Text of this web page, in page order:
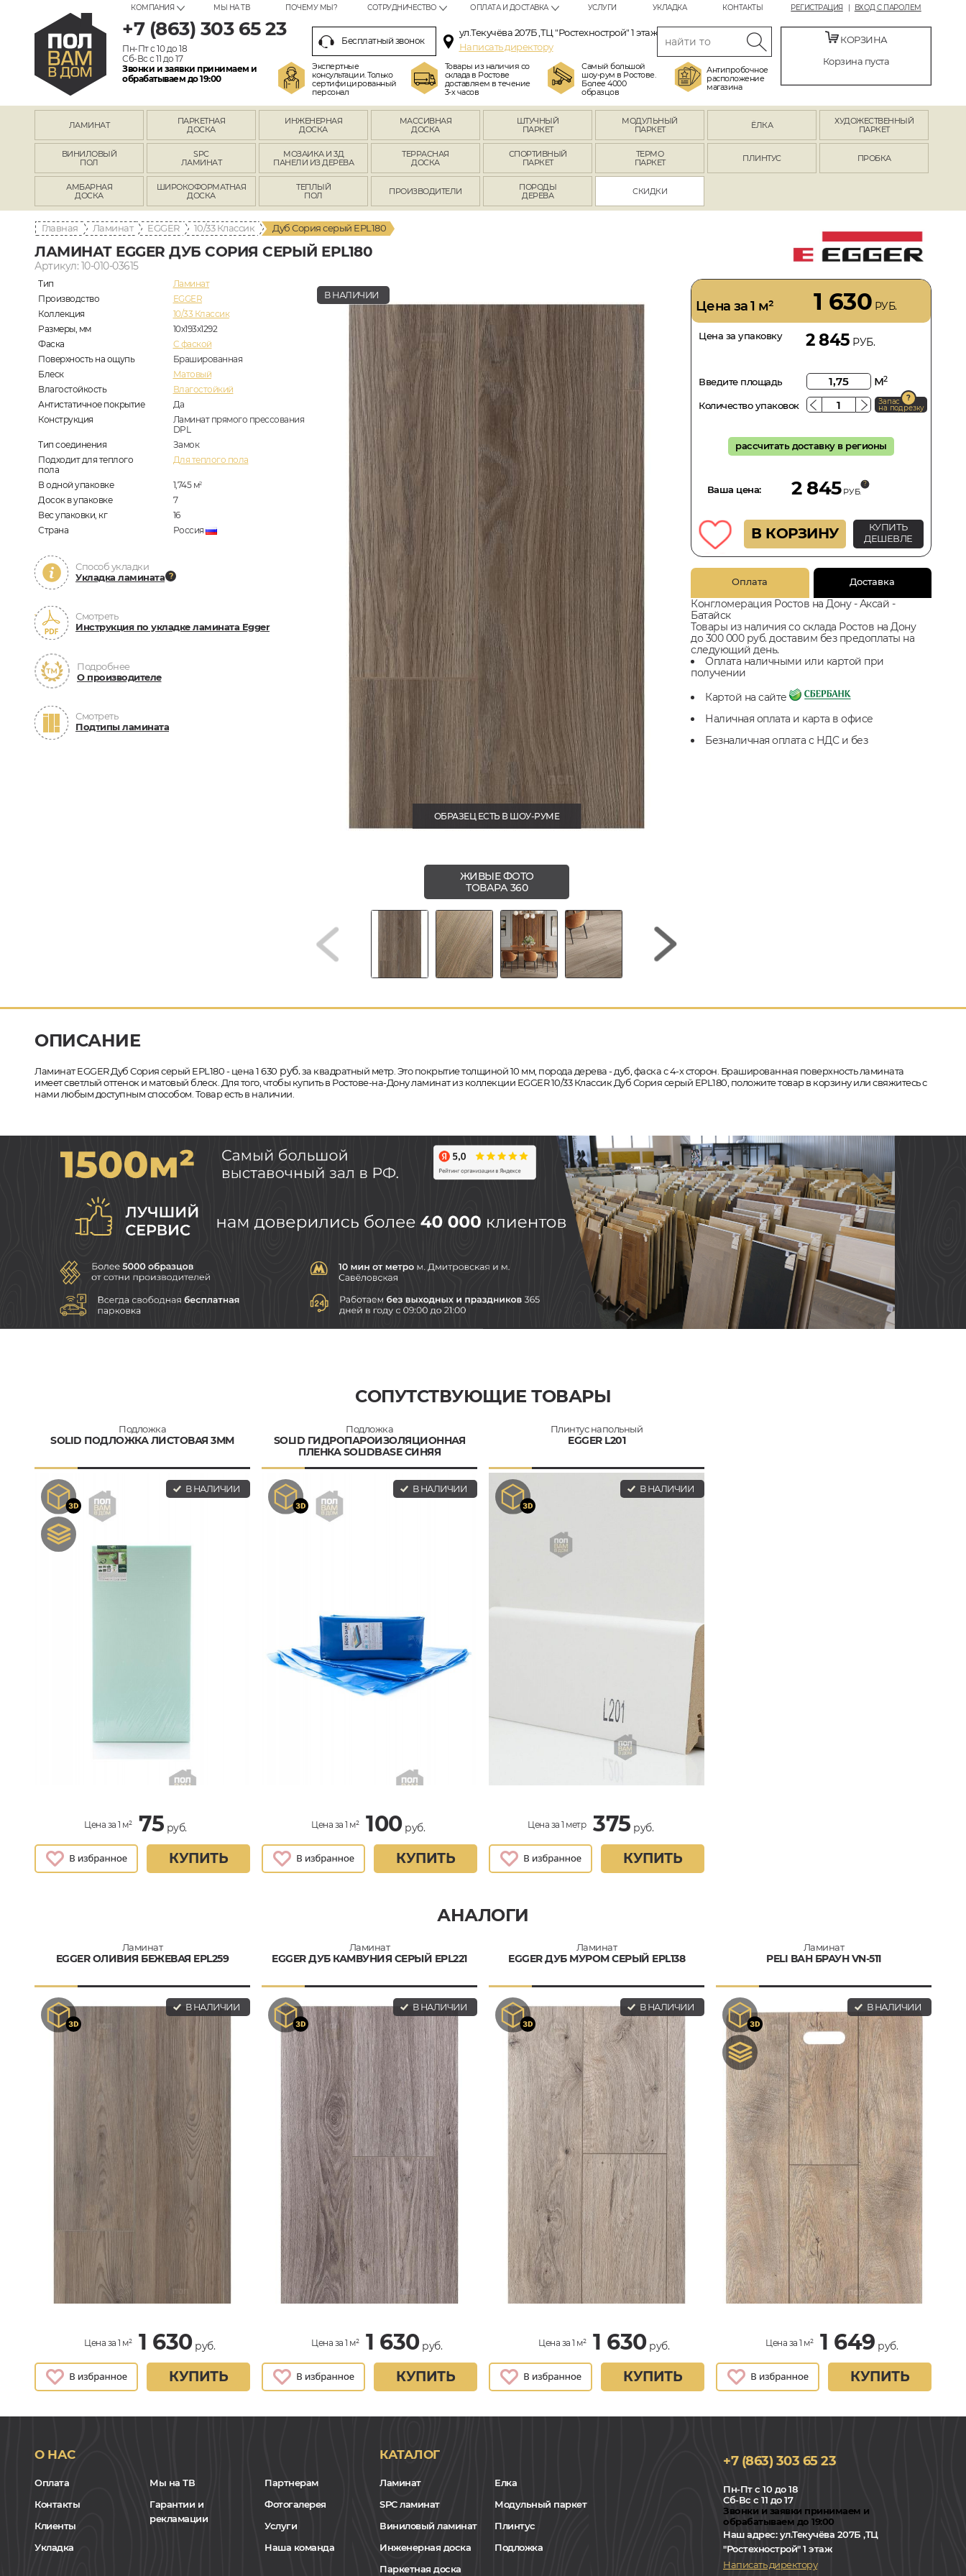
РЕГИСТРАЦИЯ ВХОД С ПАРОЛЕМ
КОМПАНИЯ МЫ НА ТВ ПОЧЕМУ МЫ? СОТРУДНИЧЕСТВО ОПЛАТА И ДОСТАВКА УСЛУГИ УКЛАДКА КОНТАКТЫ
+7 (863) 303 65 23
Пн-Пт с 10 до 18
Сб-Вс с 11 до 17
Звонки и заявки принимаем и
обрабатываем до 19:00
Бесплатный звонок
ул.Текучёва 207Б ,ТЦ "Ростехнострой" 1 этаж
Написать директору
Экспертные
консультации. Только
сертифицированный
персонал
Товары из наличия со
склада в Ростове
доставляем в течение
3-х часов
Самый большой
шоу-рум в Ростове.
Более 4000
образцов
Антипробочное
расположение
магазина
КОРЗИНА
Корзина пуста
ЛАМИНАТ
ПАРКЕТНАЯ
ДОСКА
ИНЖЕНЕРНАЯ
ДОСКА
МАССИВНАЯ
ДОСКА
ШТУЧНЫЙ
ПАРКЕТ
МОДУЛЬНЫЙ
ПАРКЕТ
ЁЛКА
ХУДОЖЕСТВЕННЫЙ
ПАРКЕТ
ВИНИЛОВЫЙ
ПОЛ
SPC
ЛАМИНАТ
МОЗАИКА И 3Д
ПАНЕЛИ ИЗ ДЕРЕВА
ТЕРРАСНАЯ
ДОСКА
СПОРТИВНЫЙ
ПАРКЕТ
ТЕРМО
ПАРКЕТ
ПЛИНТУС ПРОБКА
АМБАРНАЯ
ДОСКА
ШИРОКОФОРМАТНАЯ
ДОСКА
ТЕПЛЫЙ
ПОЛ
ПРОИЗВОДИТЕЛИ
ПОРОДЫ
ДЕРЕВА
СКИДКИ
Главная Ламинат EGGER 10/33 Классик Дуб Сория серый EPL180
ЛАМИНАТ EGGER ДУБ СОРИЯ СЕРЫЙ EPL180
Артикул: 10-010-03615
Тип
Ламинат
Производство
EGGER
Коллекция
10/33 Классик
Размеры, мм
10х193х1292
Фаска
C фаской
Поверхность на ощупь
Брашированная
Блеск
Матовый
Влагостойкость
Влагостойкий
Антистатичное покрытие
Да
Конструкция
Ламинат прямого прессования
DPL
Тип соединения
Замок
Подходит для теплого
пола
Для теплого пола
В одной упаковке 1,745 м2
Досок в упаковке
7
Вес упаковки, кг
16
Страна
Россия
Способ укладки
Укладка ламината
Смотреть
Инструкция по укладке ламината Egger
Подробнее
О производителе
Смотреть
Подтипы ламината
В НАЛИЧИИ
ОБРАЗЕЦ ЕСТЬ В ШОУ-РУМЕ
ЖИВЫЕ ФОТО
ТОВАРА 360
Цена за 1 м² 1 630 РУБ.
Цена за упаковку 2 845 РУБ.
Введите площадь м2
Количество упаковок Запас
на подрезку
рассчитать доставку в регионы
Ваша цена: 2 845 РУБ.
В КОРЗИНУ
КУПИТЬ
ДЕШЕВЛЕ
Оплата Доставка
Конгломерация Ростов на Дону - Аксай -
Батайск
Товары из наличия со склада Ростов на Дону
до 300 000 руб. доставим без предоплаты на
следующий день.
Оплата наличными или картой при
получении
Картой на сайте
Наличная оплата и карта в офисе
Безналичная оплата с НДС и без
ОПИСАНИЕ
Ламинат EGGER Дуб Сория серый EPL180 - цена 1 630 руб.за квадратный метр. Это покрытие толщиной 10 мм, порода дерева - дуб, фаска с 4-х сторон. Брашированная поверхность ламината
имеет светлый оттенок и матовый блеск. Для того, чтобы купить в Ростове-на-Дону ламинат из коллекции EGGER 10/33 Классик Дуб Сория серый EPL180, положите товар в корзину или свяжитесь с
нами любым доступным способом. Товар есть в наличии.
СОПУТСТВУЮЩИЕ ТОВАРЫ
Подложка
SOLID ПОДЛОЖКА ЛИСТОВАЯ 3ММ
В НАЛИЧИИ
Цена за 1 м² 75 руб.
КУПИТЬ
Подложка
SOLID ГИДРОПАРОИЗОЛЯЦИОННАЯ
ПЛЕНКА SOLIDBASE СИНЯЯ
В НАЛИЧИИ
Цена за 1 м² 100руб.
КУПИТЬ
Плинтус напольный
EGGER L201
В НАЛИЧИИ
Цена за 1 метр 375 руб.
КУПИТЬ
АНАЛОГИ
Ламинат
EGGER ОЛИВИЯ БЕЖЕВАЯ EPL259
В НАЛИЧИИ
Цена за 1 м² 1 630руб.
КУПИТЬ
Ламинат
EGGER ДУБ КАМВУНИЯ СЕРЫЙ EPL221
В НАЛИЧИИ
Цена за 1 м² 1 630руб.
КУПИТЬ
Ламинат
EGGER ДУБ МУРОМ СЕРЫЙ EPL138
В НАЛИЧИИ
Цена за 1 м² 1 630руб.
КУПИТЬ
Ламинат
PELI ВАН БРАУН VN-511
В НАЛИЧИИ
Цена за 1 м² 1 649 руб.
КУПИТЬ
О НАС
Оплата
Контакты
Клиенты
Укладка
Мы на ТВ
Гарантии и
рекламации
Партнерам
Фотогалерея
Услуги
Наша команда
КАТАЛОГ
Ламинат
SPC ламинат
Виниловый ламинат
Инженерная доска
Паркетная доска
Елка
Модульный паркет
Плинтус
Подложка
+7 (863) 303 65 23
Пн-Пт с 10 до 18
Сб-Вс с 11 до 17
Звонки и заявки принимаем и
обрабатываем до 19:00
Наш адрес:ул.Текучёва 207Б ,ТЦ
"Ростехнострой" 1 этаж
Написать директору